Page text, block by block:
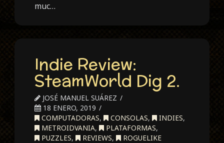
muc…
Indie Review:
SteamWorld Dig 2.
JOSÉ MANUEL SUÁREZ
18 ENERO, 2019
COMPUTADORAS, CONSOLAS, INDIES,
METROIDVANIA, PLATAFORMAS,
PUZZLES, REVIEWS, ROGUELIKE